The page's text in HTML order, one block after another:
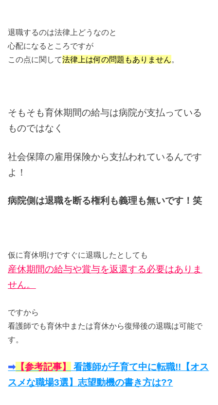
退職するのは法律上どうなのと
心配になるところですが
この点に関して法律上は何の問題もありません。
そもそも育休期間の給与は病院が支払っている
ものではなく
社会保障の雇用保険から支払われているんです
よ！
病院側は退職を断る権利も義理も無いです！笑
仮に育休明けですぐに退職したとしても
産休期間の給与や賞与を返還する必要はありま
せん。
ですから
看護師でも育休中または育休から復帰後の退職は可能で
す。
➡︎ 【参考記事】
看護師が子育て中に転職!!【オス
スメな職場3選】志望動機の書き方は??